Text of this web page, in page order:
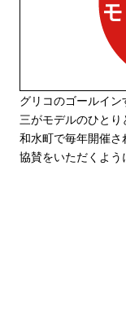
グリコのゴールイ
三がモデルのひとり
和水町で毎年開催
協賛をいただくよう